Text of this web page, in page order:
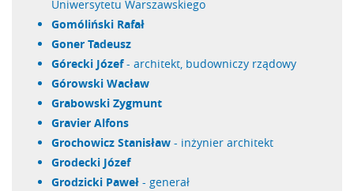
Uniwersytetu Warszawskiego
Gomóliński Rafał
Goner Tadeusz
Górecki Józef- architekt, budowniczy rządowy
Górowski Wacław
Grabowski Zygmunt
Gravier Alfons
Grochowicz Stanisław - inżynier architekt
Grodecki Józef
Grodzicki Paweł - generał